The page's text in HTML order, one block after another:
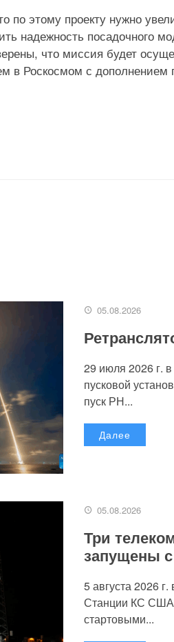
по этому проекту нужно
надежность посадочного
что миссия будет
в Роскосмом с дополнением
05.08.2026
29 июля 2026 г.
пусковой
пуск РН...
Далее
05.08.2026
Три
запущены
5 августа 2026
Станции КС
стартовыми...